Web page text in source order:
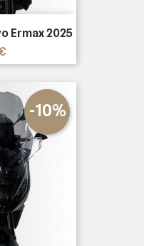
Ermax 2025
-10%